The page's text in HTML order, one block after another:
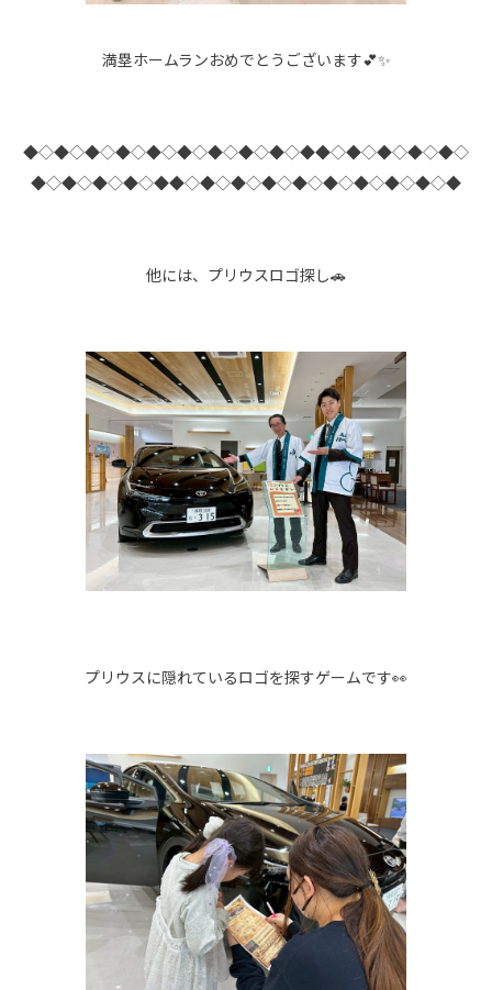
満塁ホームランおめでとうございます💕✨
◆◇◆◇◆◇◆◇◆◇◆◇◆◇◆◇◆◇◆◆◇◆◇◆◇◆◇◆◇
◆◇◆◇◆◇◆◇◆◆◇◆◇◆◇◆◇◆◇◆◇◆◇◆◇◆◇◆
他には、プリウスロゴ探し🚗
プリウスに隠れているロゴを探すゲームです👀